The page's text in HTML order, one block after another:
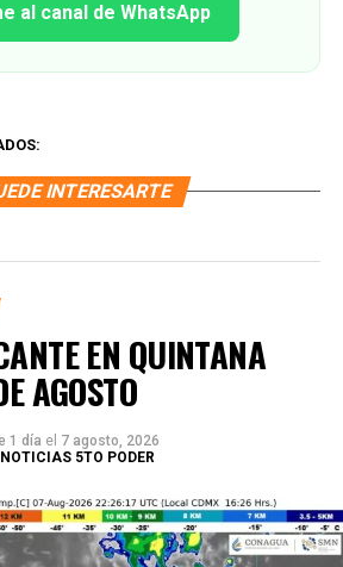
al canal de WhatsApp
INTERESARTE
EN QUINTANA
AGOSTO
1 día el 7 agosto, 2026
5TO PODER